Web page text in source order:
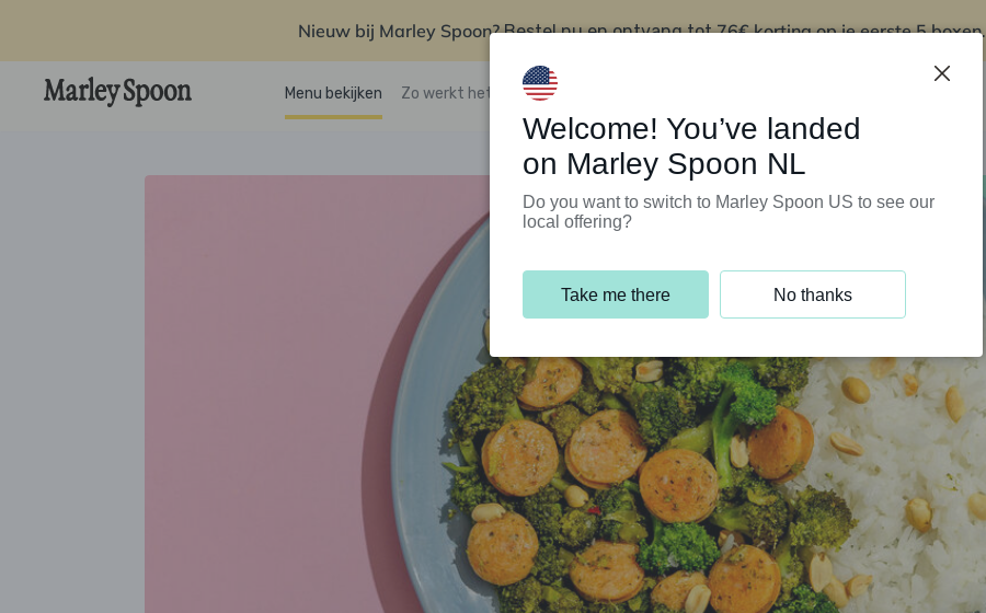
Nieuw bij Marley Spoon?Bestel nu en ontvang tot76€ korting op je eerste 5 boxen.
Menu bekijken Zo werkt het Klantenservice
Welcome! You’ve landed
on Marley Spoon NL
Do you want to switch to Marley Spoon US to see our
local offering?
Take me there No thanks